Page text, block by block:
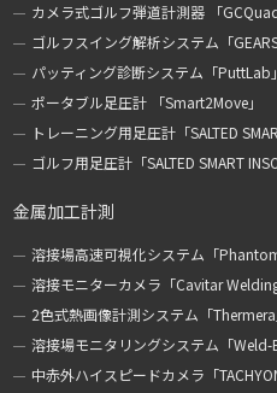
カメラ式ゴルフ弾道計測器 「
ゴルフスイング解析システム「GEARS
パッティング診断システム「PuttLab」
ポータブル足圧計 「Smart2Move」
トレーニング用足圧計「SALTED
ゴルフ用足圧計「SALTED SMART
金属加工計測
溶接場高速可視化システム「
溶接モニターカメラ「Cavitar
2色式熱画像計測システム「Thermera
溶接場モニタリングシステム「Weld-
中赤外ハイスピードカメラ「